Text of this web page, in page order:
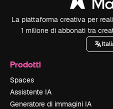
La piattaforma creativa per
1 milione di abbonati tra
Prodotti
Spaces
Assistente IA
Generatore di immagini IA